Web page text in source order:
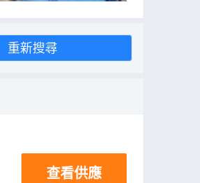
重新搜尋
查看供應